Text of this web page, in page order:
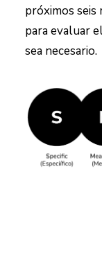
próximos seis
para evaluar
sea necesario.